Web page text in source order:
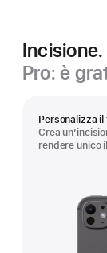
Incisione.
Pro: è
Personalizza
Crea
rendere unico